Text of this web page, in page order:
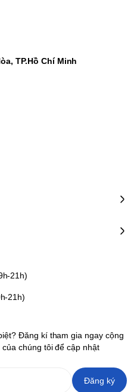
PHẨM TAY CẦM IINE
dành cho máy Nintendo
trải nghiệm chơi game
cần thiết cơ bản như cảm
thị đèn LED khác nhau rất
được amiibo)
chơi liên tục)
TP.Hồ Chí Minh
21h)
21h)
Đăng kí tham gia ngay cộng
chúng tôi để cập nhật
Đăng ký